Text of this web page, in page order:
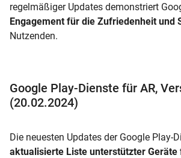
regelmäßiger Updates demonstriert
Engagement für die Zufriedenheit und
Nutzenden.
Google Play-Dienste für AR,
(20.02.2024)
Die neuesten Updates der Google Play-
aktualisierte Liste unterstützter Geräte